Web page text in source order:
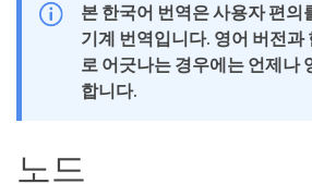
본 한국어 번역은 사용자 편의
기계 번역입니다. 영어 버전과
로 어긋나는 경우에는 언제나
합니다.
노드